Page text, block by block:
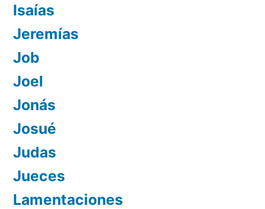
Isaías
Jeremías
Job
Joel
Jonás
Josué
Judas
Jueces
Lamentaciones